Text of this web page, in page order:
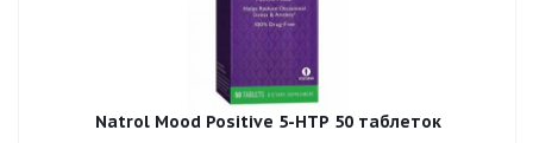
Natrol Mood Positive 5-HTP 50 таблеток